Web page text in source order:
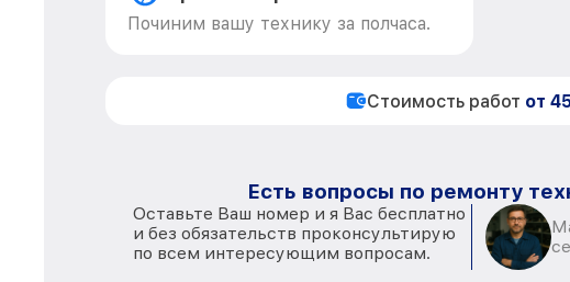
Починим вашу технику за полчаса.
Стоимость работ от
Есть вопросы по ремонту
Оставьте Ваш номер и я Вас бесплатно
и без обязательств проконсультирую
по всем интересующим вопросам.